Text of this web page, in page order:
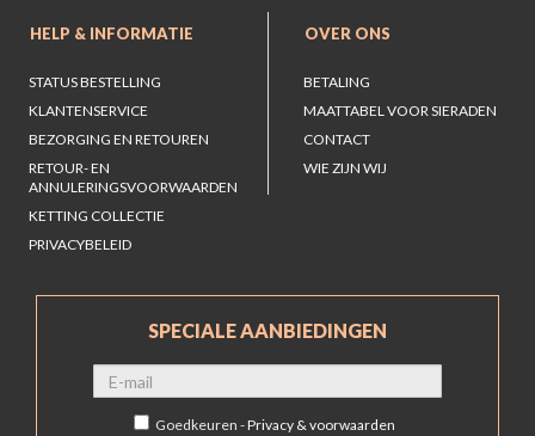
HELP & INFORMATIE
STATUS BESTELLING
KLANTENSERVICE
BEZORGING EN RETOUREN
RETOUR- EN
ANNULERINGSVOORWAARDEN
KETTING COLLECTIE
PRIVACYBELEID
OVER ONS
BETALING
MAATTABEL VOOR SIERADEN
CONTACT
WIE ZIJN WIJ
SPECIALE AANBIEDINGEN
Goedkeuren -Privacy & voorwaarden